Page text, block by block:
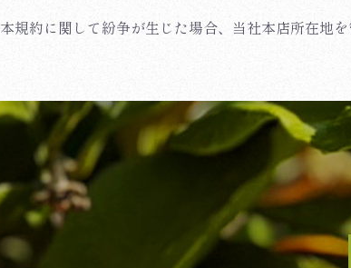
本規約に関して紛争が生じた場合、当社本店所在地